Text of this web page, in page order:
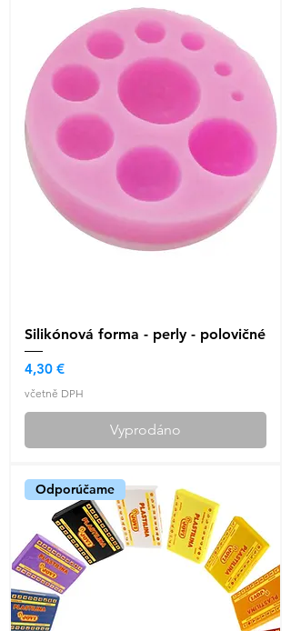
Silikónová forma - perly - polovičné
Cena
4,30 €
včetně DPH
Vyprodáno
Odporúčame